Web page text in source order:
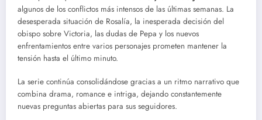
algunos de los conflictos más intensos de las últimas semanas. La
desesperada situación de Rosalía, la inesperada decisión del
obispo sobre Victoria, las dudas de Pepa y los nuevos
enfrentamientos entre varios personajes prometen mantener la
tensión hasta el último minuto.
La serie continúa consolidándose gracias a un ritmo narrativo que
combina drama, romance e intriga, dejando constantemente
nuevas preguntas abiertas para sus seguidores.